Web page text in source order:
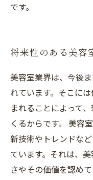
です。
将来性のある美容
美容室業界は、今後
れています。そこに
まれることによって
くるからです。 美容
新技術やトレンドな
ています。それは、
さやその価値を認め